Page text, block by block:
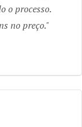
o processo.
no preço.